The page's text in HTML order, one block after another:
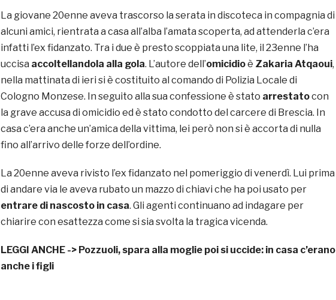
La giovane 20enne aveva trascorso la serata in discoteca in compagnia di
alcuni amici, rientrata a casa all’alba l’amata scoperta, ad attenderla c’era
infatti l’ex fidanzato. Tra i due è presto scoppiata una lite, il 23enne l’ha
uccisa accoltellandola alla gola. L’autore dell’omicidioè Zakaria Atqaoui,
nella mattinata di ieri si è costituito al comando di Polizia Locale di
Cologno Monzese. In seguito alla sua confessione è stato arrestatocon
la grave accusa di omicidio ed è stato condotto del carcere di Brescia. In
casa c’era anche un’amica della vittima, lei però non si è accorta di nulla
fino all’arrivo delle forze dell’ordine.
La 20enne aveva rivisto l’ex fidanzato nel pomeriggio di venerdì. Lui prima
di andare via le aveva rubato un mazzo di chiavi che ha poi usato per
entrare di nascosto in casa. Gli agenti continuano ad indagare per
chiarire con esattezza come si sia svolta la tragica vicenda.
LEGGI ANCHE -> Pozzuoli, spara alla moglie poi si uccide: in casa c’erano
anche i figli